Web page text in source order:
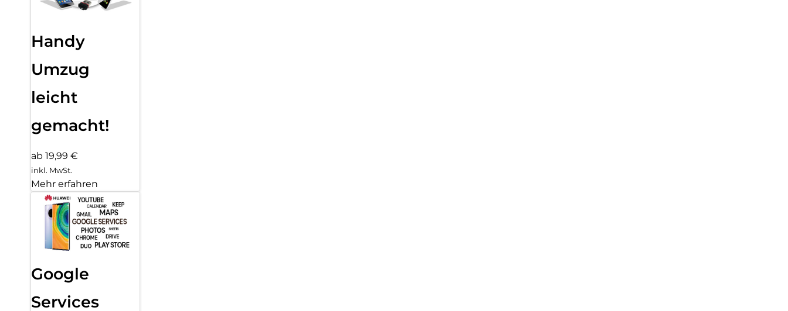
Handy
Umzug
leicht
gemacht!
ab 19,99 €
inkl. MwSt.
Mehr erfahren
Google
Services